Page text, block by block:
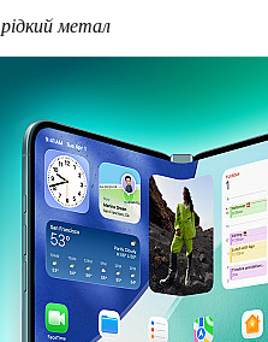
рідкий метал